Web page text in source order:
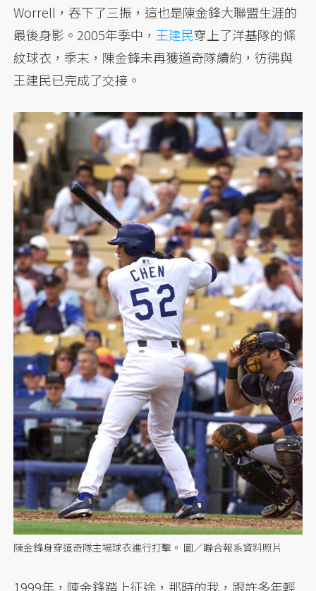
Worrell，吞下了三振，這也是陳金鋒大聯盟生涯的
最後身影。2005年季中， 王建民穿上了洋基隊的條
紋球衣，季末，陳金鋒未再獲道奇隊續約，彷彿與
王建民已完成了交接。
陳金鋒身穿道奇隊主場球衣進行打擊。 圖／聯合報系資料照片
1999年，陳金鋒踏上征途，那時的我，跟許多年輕